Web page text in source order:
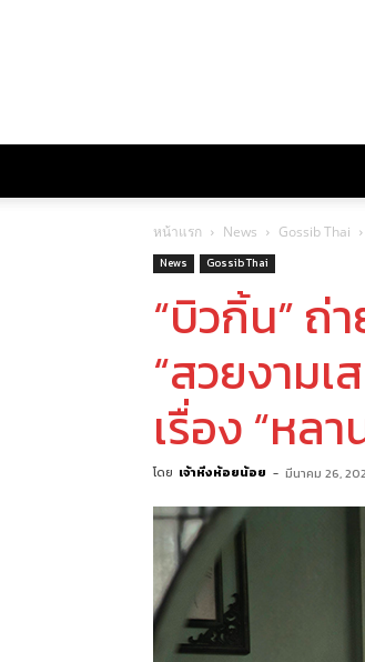
หน้าแรก News Gossib Thai
News Gossib Thai
“บิวกิ้น” ถ่
“สวยงาม
เรื่อง “หลา
โดย เจ้าหิ่งห้อยน้อย - มีนาคม 26,